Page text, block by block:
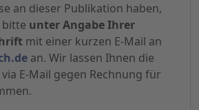
an dieser Publikation haben,
bitte unter Angabe Ihrer
mit einer kurzen E-Mail an
an. Wir lassen Ihnen die
E-Mail gegen Rechnung für